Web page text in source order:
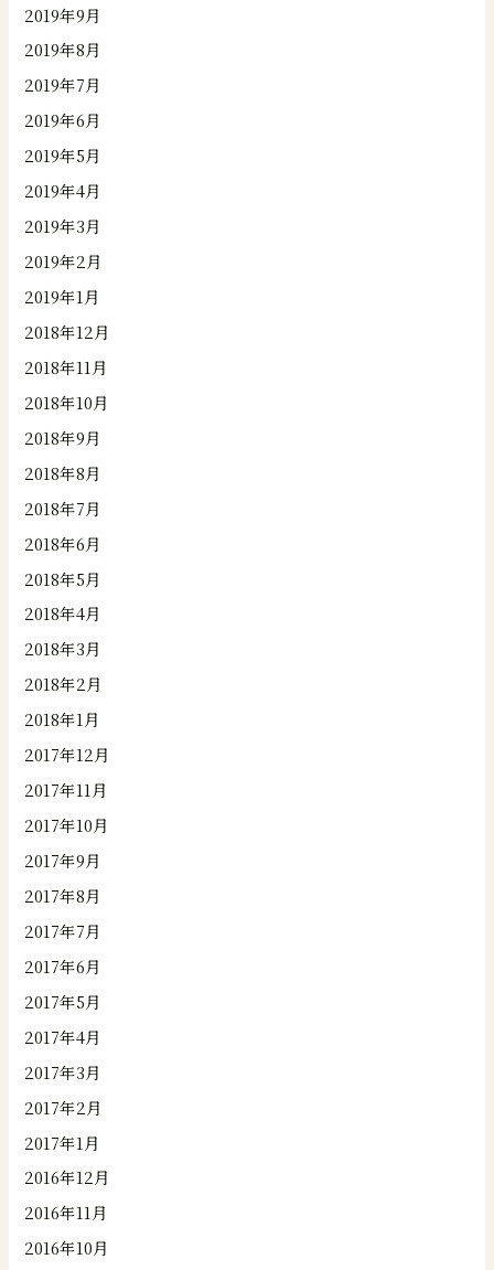
2019年9月
2019年8月
2019年7月
2019年6月
2019年5月
2019年4月
2019年3月
2019年2月
2019年1月
2018年12月
2018年11月
2018年10月
2018年9月
2018年8月
2018年7月
2018年6月
2018年5月
2018年4月
2018年3月
2018年2月
2018年1月
2017年12月
2017年11月
2017年10月
2017年9月
2017年8月
2017年7月
2017年6月
2017年5月
2017年4月
2017年3月
2017年2月
2017年1月
2016年12月
2016年11月
2016年10月